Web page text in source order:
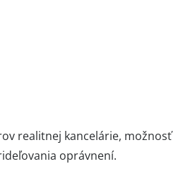
realitnej kancelárie, možnosť
oprávnení.